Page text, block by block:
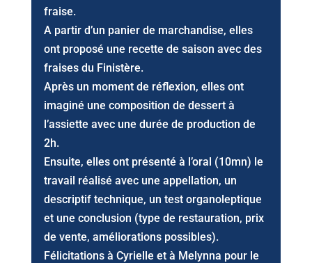
fraise.
A partir d’un panier de marchandise, elles
ont proposé une recette de saison avec des
fraises du Finistère.
Après un moment de réflexion, elles ont
imaginé une composition de dessert à
l’assiette avec une durée de production de
2h.
Ensuite, elles ont présenté à l’oral (10mn) le
travail réalisé avec une appellation, un
descriptif technique, un test organoleptique
et une conclusion (type de restauration, prix
de vente, améliorations possibles).
Félicitations à Cyrielle et à Melynna pour le